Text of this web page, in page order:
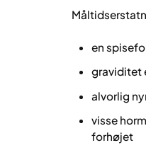
en
graviditet
alvorlig
visse
forhøjet